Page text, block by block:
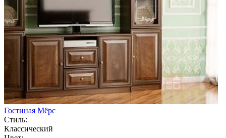
Гостиная Мёрс
Стиль:
Классический